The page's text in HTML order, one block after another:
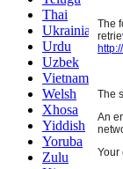
Thai
Ukrainian
Urdu
Uzbek
Vietnamese
Welsh
Xhosa
Yiddish
Yoruba
Zulu